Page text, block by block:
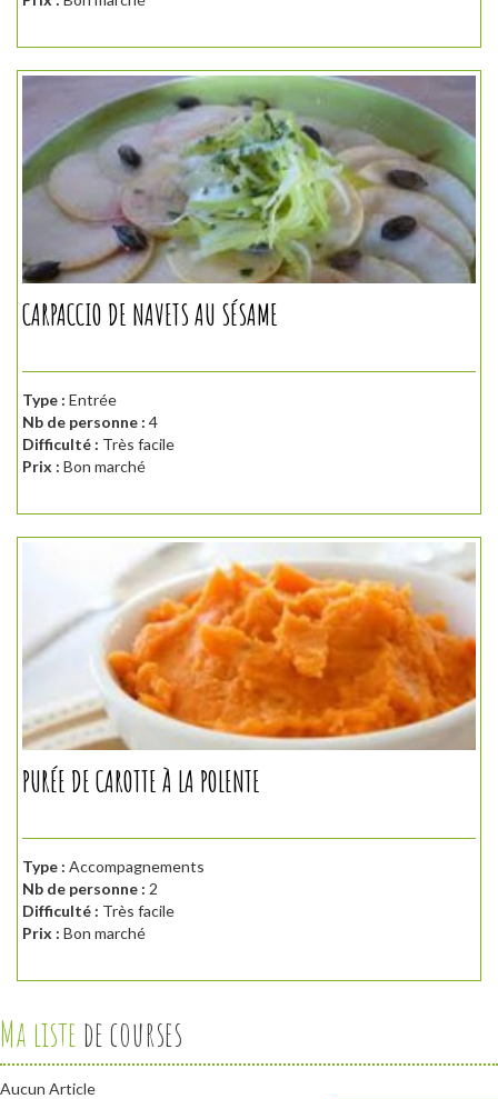
CARPACCIO DE NAVETS AU SÉSAME
Type : Entrée
Nb de personne : 4
Difficulté : Très facile
Prix : Bon marché
PURÉE DE CAROTTE À LA POLENTE
Type : Accompagnements
Nb de personne : 2
Difficulté : Très facile
Prix : Bon marché
Ma liste de courses
Aucun Article